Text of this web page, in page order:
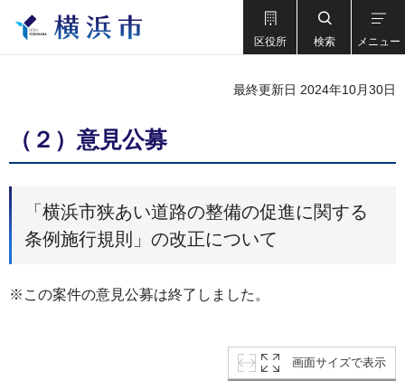
区役所 検索 メニュー
最終更新日 2024年10月30日
（２）意見公募
「横浜市狭あい道路の整備の促進に関する
条例施行規則」の改正について
※この案件の意見公募は終了しました。
画面サイズで表示